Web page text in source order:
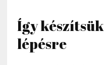
Így
lépésre